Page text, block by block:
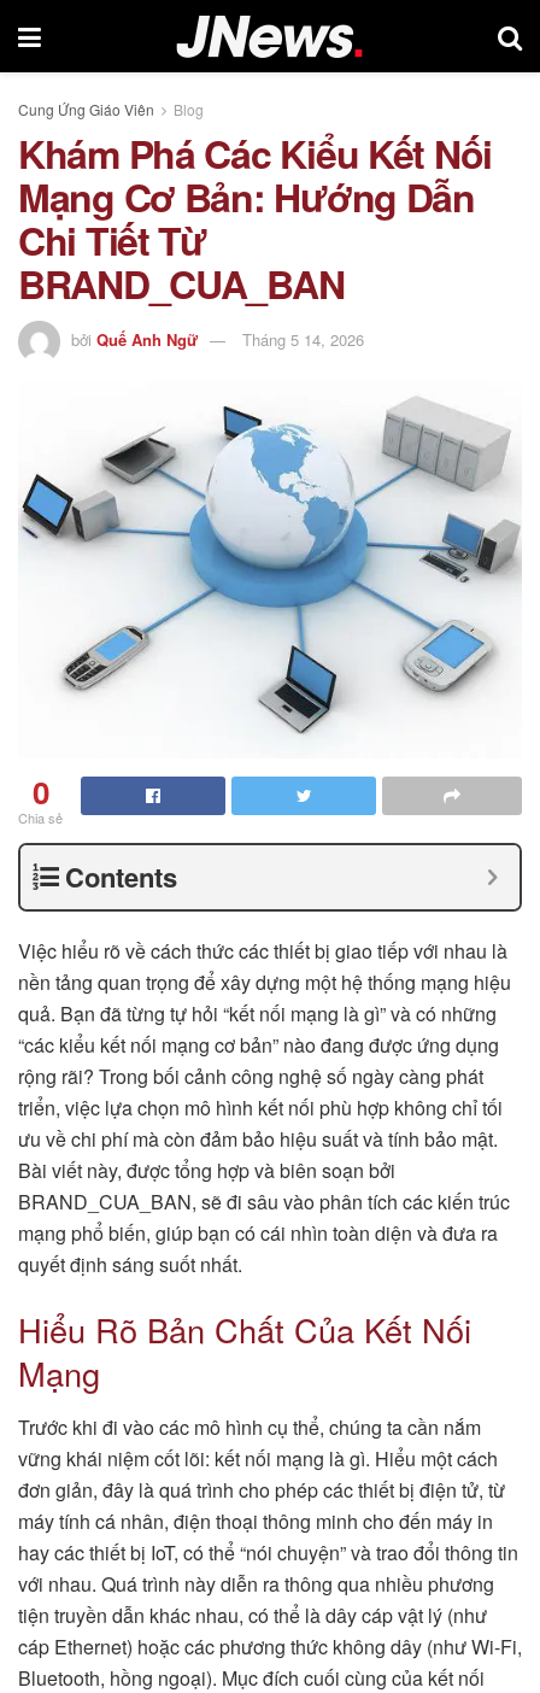
Cung Ứng Giáo Viên Blog
Khám Phá Các Kiểu Kết Nối
Mạng Cơ Bản: Hướng Dẫn
Chi Tiết Từ
BRAND_CUA_BAN
bởi Quế Anh Ngữ Tháng 5 14, 2026
0
Chia sẻ
Contents
Việc hiểu rõ về cách thức các thiết bị giao tiếp với nhau là
nền tảng quan trọng để xây dựng một hệ thống mạng hiệu
quả. Bạn đã từng tự hỏi “kết nối mạng là gì” và có những
“các kiểu kết nối mạng cơ bản” nào đang được ứng dụng
rộng rãi? Trong bối cảnh công nghệ số ngày càng phát
triển, việc lựa chọn mô hình kết nối phù hợp không chỉ tối
ưu về chi phí mà còn đảm bảo hiệu suất và tính bảo mật.
Bài viết này, được tổng hợp và biên soạn bởi
BRAND_CUA_BAN, sẽ đi sâu vào phân tích các kiến trúc
mạng phổ biến, giúp bạn có cái nhìn toàn diện và đưa ra
quyết định sáng suốt nhất.
Hiểu Rõ Bản Chất Của Kết Nối
Mạng
Trước khi đi vào các mô hình cụ thể, chúng ta cần nắm
vững khái niệm cốt lõi: kết nối mạng là gì. Hiểu một cách
đơn giản, đây là quá trình cho phép các thiết bị điện tử, từ
máy tính cá nhân, điện thoại thông minh cho đến máy in
hay các thiết bị IoT, có thể “nói chuyện” và trao đổi thông tin
với nhau. Quá trình này diễn ra thông qua nhiều phương
tiện truyền dẫn khác nhau, có thể là dây cáp vật lý (như
cáp Ethernet) hoặc các phương thức không dây (như Wi-Fi,
Bluetooth, hồng ngoại). Mục đích cuối cùng của kết nối